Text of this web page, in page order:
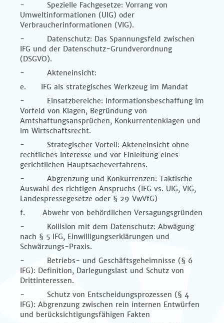
- Spezielle Fachgesetze: Vorrang von
Umweltinformationen (UIG) oder
Verbraucherinformationen (VIG).
- Datenschutz: Das Spannungsfeld zwischen
IFG und der Datenschutz-Grundverordnung
(DSGVO).
- Akteneinsicht:
e. IFG als strategisches Werkzeug im Mandat
- Einsatzbereiche: Informationsbeschaffung im
Vorfeld von Klagen, Begründung von
Amtshaftungsansprüchen, Konkurrentenklagen und
im Wirtschaftsrecht.
- Strategischer Vorteil: Akteneinsicht ohne
rechtliches Interesse und vor Einleitung eines
gerichtlichen Hauptsacheverfahrens.
- Abgrenzung und Konkurrenzen: Taktische
Auswahl des richtigen Anspruchs (IFG vs. UIG, VIG,
Landespressegesetze oder § 29 VwVfG)
f. Abwehr von behördlichen Versagungsgründen
- Kollision mit dem Datenschutz: Abwägung
nach § 5 IFG, Einwilligungserklärungen und
Schwärzungs-Praxis.
- Betriebs- und Geschäftsgeheimnisse (§ 6
IFG): Definition, Darlegungslast und Schutz von
Drittinteressen.
- Schutz von Entscheidungsprozessen (§ 4
IFG): Abgrenzung zwischen rein internen Entwürfen
und berücksichtigungsfähigen Fakten